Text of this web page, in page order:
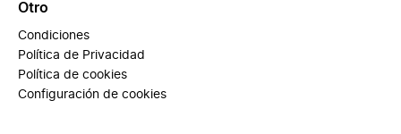
Otro
Condiciones
Política de Privacidad
Política de cookies
Configuración de cookies